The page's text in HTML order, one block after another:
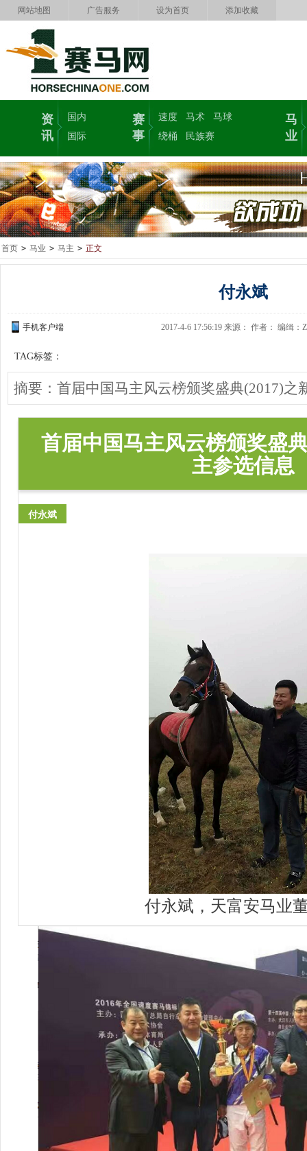
网站地图 广告服务 设为首页 添加收藏
资
讯
国内
国际
赛
事
速度 马术
马球
绕桶
民族赛
马
业
首页 > 马业 > 马主 > 正文
付永斌
手机客户端 2017-4-6 17:56:19 来源： 作者： 编缉：
TAG标签：
摘要：首届中国马主风云榜颁奖盛典(2017)之
首届中国马主风云榜颁奖盛
主参选信息
付永斌
付永斌，天富安马业